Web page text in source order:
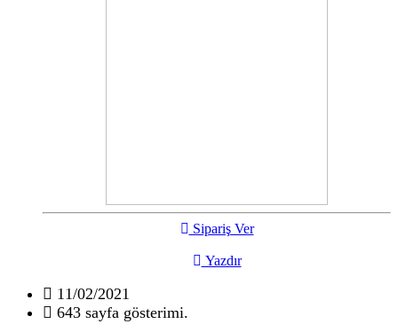
Sipariş Ver
Yazdır
11/02/2021
643 sayfa gösterimi.